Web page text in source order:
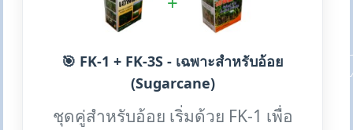
🎯 FK-1 + FK-3S - เฉพาะสำหรับอ้อย
(Sugarcane)
ชุดคู่สำหรับอ้อย เริ่มด้วย FK-1 เพื่อ